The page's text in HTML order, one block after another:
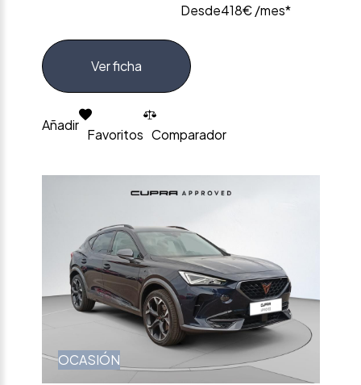
Desde418€ /mes*
Ver ficha
Añadir
Favoritos Comparador
OCASIÓN